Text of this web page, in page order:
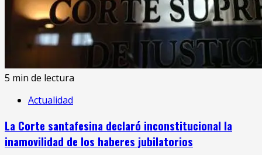
5 min de lectura
Actualidad
La Corte santafesina declaró inconstitucional la
inamovilidad de los haberes jubilatorios